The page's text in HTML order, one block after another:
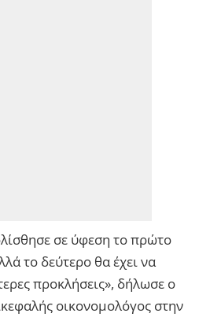
σε ύφεση το πρώτο
το δεύτερο θα έχει να
προκλήσεις», δήλωσε ο
οικονομολόγος στην